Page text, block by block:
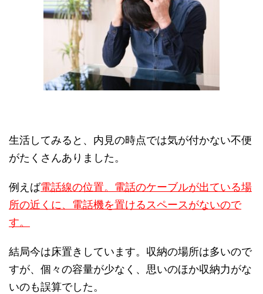
生活してみると、内見の時点では気が付かない不便
がたくさんありました。
例えば電話線の位置。電話のケーブルが出ている場
所の近くに、電話機を置けるスペースがないので
す。
結局今は床置きしています。収納の場所は多いので
すが、個々の容量が少なく、思いのほか収納力がな
いのも誤算でした。